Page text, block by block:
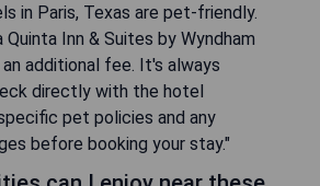
in Paris, Texas are pet-friendly.
Quinta Inn & Suites by Wyndham
additional fee. It's always
directly with the hotel
pet policies and any
before booking your stay."